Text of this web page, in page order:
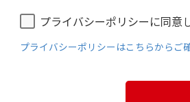
プライバシーポリシーに同意
プライバシーポリシーはこちらからご